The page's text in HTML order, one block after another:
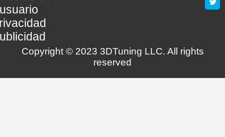
Copyright © 2023 3DTuning LLC. All rights
reserved